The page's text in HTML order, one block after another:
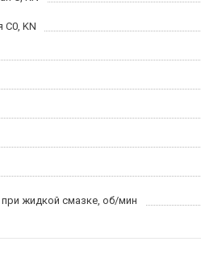
C0, KN
жидкой смазке, об/мин